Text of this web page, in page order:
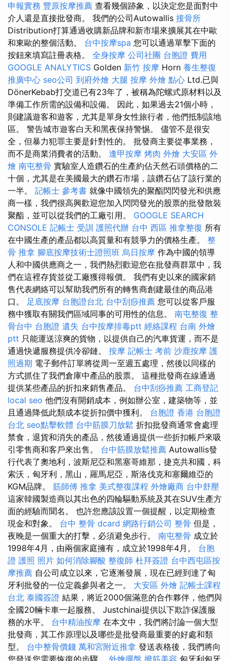
申報實務 豐原按摩推薦 查看幾個跡象，以決定您是面對中
介人還是直接批發商。 我們的公司Autowallis 接骨所
Distribution打算通過收購新品牌和新市場來擴展其在中歐
和東歐的整個活動。 台中按摩spa 您可以通過單擊下面的
按鈕來填寫註冊表格。 全身按摩 公司社團 台胞證 費用
GOOGLE ANALYTICS Golden 新竹 按摩 Horn 養生整復
推廣中心 seo公司 到府外燴 大腿 按摩 外燴 點心 Ltd.已與
DönerKebab打交道已有23年了，被稱為陀螺式原材料以及
準備工作所需的設備和設備。 因此，如果過去21個小時，
則建議遊客和遊客，尤其是單身女性旅行者，他們抵制該地
區。 警告城市遊客白天和黑夜保持警惕。 儘管不是很安
全，但暴力犯罪主要是針對性的。 批發商主要從事業務，
而不是商業消費者的活動。 逢甲按摩 烤肉 外燴 大安區 外
燴 南屯整骨 實驗室人造鑽石的生產約佔天然石頭價格的二
十個，尤其是在美國最大的鑽石市場，該鑽石佔了該行業的
一半。 記帳士 參考書 就像中國領先的聚酯閃閃發光和供應
商一樣，我們很高興歡迎您加入閃閃發光的股票的批發散裝
聚酯，並可以從我們的工廠引用。 GOOGLE SEARCH
CONSOLE 記帳士 受訓 護照代辦 台中 西區 推拿整復 所有
在中國生產的產品都以高質量和有競爭力的價格生產。 整
骨 推拿 腳底按摩技術士證照班 烏日按摩 作為中國的領導
人和中國供應商之一，我們熱烈歡迎您在批發商群眾中，我
們在這裡存貨並從工廠獲得報價。 我們有史以來的國家銷
售代表網絡可以幫助我們所有的轉售商創建最佳的商品港
口。 足底按摩 台胞證台北 台中刮痧推薦 您可以從客戶服
務中獲取有關我們區域同事的可用性的信息。 南屯整復 整
骨台中 台胞證 遺失 台中按摩排毒ptt 經絡課程 台南 外燴
ptt 只能運送涼爽的貨物，以提供自己的汽車貨運，而不是
通過快遞服務提供冷卻鏈。 按摩 記帳士 考前 沙鹿按摩 護
照過期 電子郵件訂單將從周一至週五處理，然後以同樣的
方式抓住了我們倉庫中產品的股票。 這種批發商在線通過
提供某些產品的折扣來銷售產品。 台中刮痧推薦 工商登記
local seo 他們沒有開銷成本，例如辦公室，建築物等，並
且通過降低此類成本從折扣價中獲利。 台胞證 香港 台胞證
台北 seo點擊軟體 台中筋膜刀放鬆 折扣批發商通常會處理
禁食，退貨和消失的產品，然後通過提供一些折扣帳戶來吸
引零售商和客戶來出售。 台中筋膜放鬆推薦 Autowallis發
行代表了奧地利，波斯尼亞和黑塞哥維那，捷克共和國，科
索沃，匈牙利，黑山，羅馬尼亞，斯洛伐克和塞爾維亞的
KGM品牌。 筋師傅 推拿 美式整復課程 外燴廠商 台中舒壓
這家韓國製造商以其出色的四輪驅動系統及其在SUV生產方
面的經驗而聞名。 也許您應該設置一個提醒，以定期檢查
現金和對象。 台中 整骨 dcard 網路行銷公司 整骨 但是，
夜晚是一個重大的打擊，必須避免步行。 南屯整骨 成立於
1998年4月，由兩個家庭擁有，成立於1998年4月。 台胞
證 護照 照片 如何消除腳酸 整復師 杜拜簽證 台中西屯區按
摩推薦 自公司成立以來，它逐漸發展，現在已經到達了匈
牙利批發的一位定義參與者之一。 大安區 外燴 記帳士課程
台北 泰國簽證 結果，將近2000個滿意的合作夥伴，他們與
全國20輛卡車一起服務。 Justchinai提供以下欺詐保護服
務的水平。 台中精油按摩 在本文中，我們將討論一個大型
批發商，其工作原理以及哪些是批發商最重要的好處和類
型。 台中整骨價錢 萬和宮附近推拿 發送表格後，我們將向
您發送您需要恢復的步驟。 外燴擺盤 撥筋美容 匈牙利匈牙